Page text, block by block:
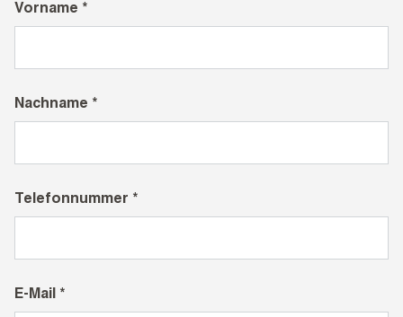
Vorname *
Nachname *
Telefonnummer *
E-Mail *